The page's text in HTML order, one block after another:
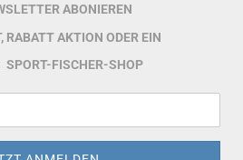
ABONIEREN
RABATT AKTION ODER EIN
SPORT-FISCHER-SHOP